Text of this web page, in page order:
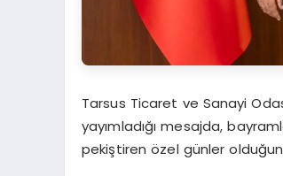
Tarsus Ticaret ve Sanayi
yayımladığı mesajda,
pekiştiren özel günler